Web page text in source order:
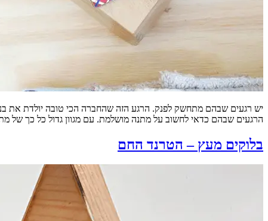
יש רגעים שבהם מתחשק לפנק. הרגע הזה שהחברה הכי טובה יולדת את
הרגעים שבהם כדאי לחשוב על מתנה מושלמת. עם מגוון גדול כל כך של
בלוקים מעץ – הטרנד החם